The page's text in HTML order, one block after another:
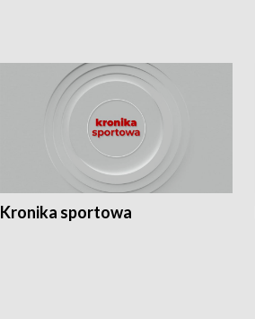
Kronika sportowa